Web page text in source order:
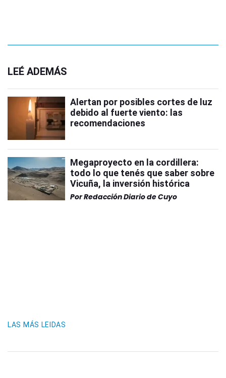
LEÉ ADEMÁS
Alertan por posibles cortes de luz
debido al fuerte viento: las
recomendaciones
Megaproyecto en la cordillera:
todo lo que tenés que saber sobre
Vicuña, la inversión histórica
PorRedacción Diario de Cuyo
LAS MÁS LEIDAS